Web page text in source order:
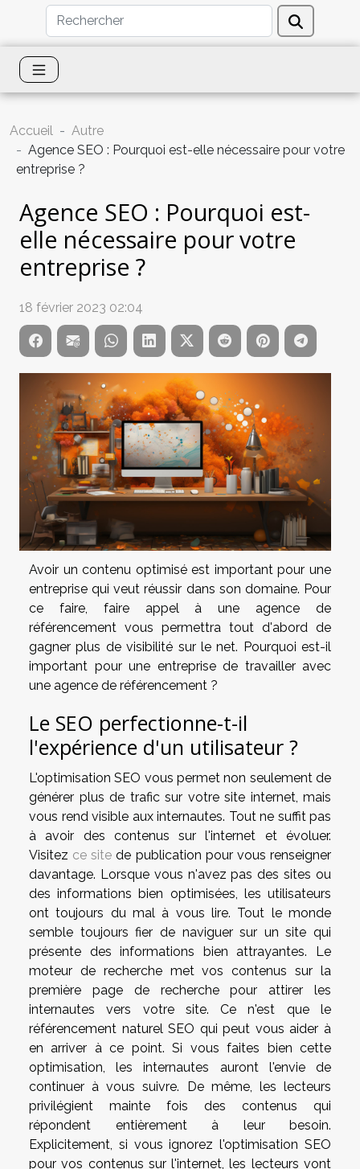
Accueil
Autre
Agence SEO : Pourquoi est-elle nécessaire pour votre
entreprise ?
Agence SEO : Pourquoi est-
elle nécessaire pour votre
entreprise ?
18 février 2023 02:04
Avoir un contenu optimisé est important pour une
entreprise qui veut réussir dans son domaine. Pour
ce faire, faire appel à une agence de
référencement vous permettra tout d'abord de
gagner plus de visibilité sur le net. Pourquoi est-il
important pour une entreprise de travailler avec
une agence de référencement ?
Le SEO perfectionne-t-il
l'expérience d'un utilisateur ?
L'optimisation SEO vous permet non seulement de
générer plus de trafic sur votre site internet, mais
vous rend visible aux internautes. Tout ne suffit pas
à avoir des contenus sur l'internet et évoluer.
Visitez ce site de publication pour vous renseigner
davantage. Lorsque vous n'avez pas des sites ou
des informations bien optimisées, les utilisateurs
ont toujours du mal à vous lire. Tout le monde
semble toujours fier de naviguer sur un site qui
présente des informations bien attrayantes. Le
moteur de recherche met vos contenus sur la
première page de recherche pour attirer les
internautes vers votre site. Ce n'est que le
référencement naturel SEO qui peut vous aider à
en arriver à ce point. Si vous faites bien cette
optimisation, les internautes auront l'envie de
continuer à vous suivre. De même, les lecteurs
privilégient mainte fois des contenus qui
répondent entièrement à leur besoin.
Explicitement, si vous ignorez l'optimisation SEO
pour vos contenus sur l'internet, les lecteurs vont